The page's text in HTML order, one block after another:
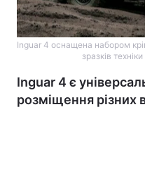
Inguar 4 оснащена набором
зразків
Inguar 4 є
розміщення різних